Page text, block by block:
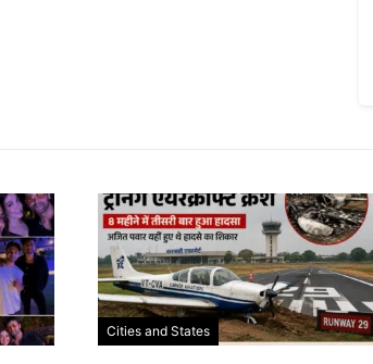
Cities and States